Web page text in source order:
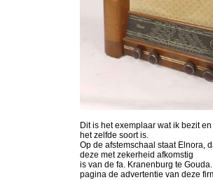
Dit is het exemplaar wat ik bezit
het zelfde soort is.
Op de afstemschaal staat Elnora,
deze met zekerheid afkomstig
is van de fa. Kranenburg te
pagina de advertentie van deze